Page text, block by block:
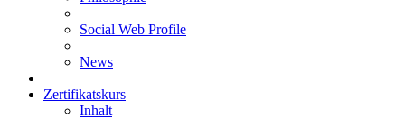
Social Web Profile
News
Zertifikatskurs
Inhalt